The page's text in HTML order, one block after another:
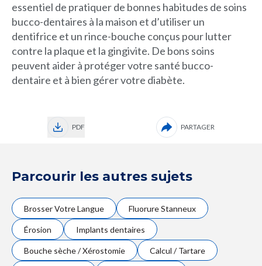
essentiel de pratiquer de bonnes habitudes de soins
bucco-dentaires à la maison et d’utiliser un
dentifrice et un rince-bouche conçus pour lutter
contre la plaque et la gingivite. De bons soins
peuvent aider à protéger votre santé bucco-
dentaire et à bien gérer votre diabète.
PDF PARTAGER
Parcourir les autres sujets
Brosser Votre Langue Fluorure Stanneux
Érosion Implants dentaires
Bouche sèche / Xérostomie Calcul / Tartare